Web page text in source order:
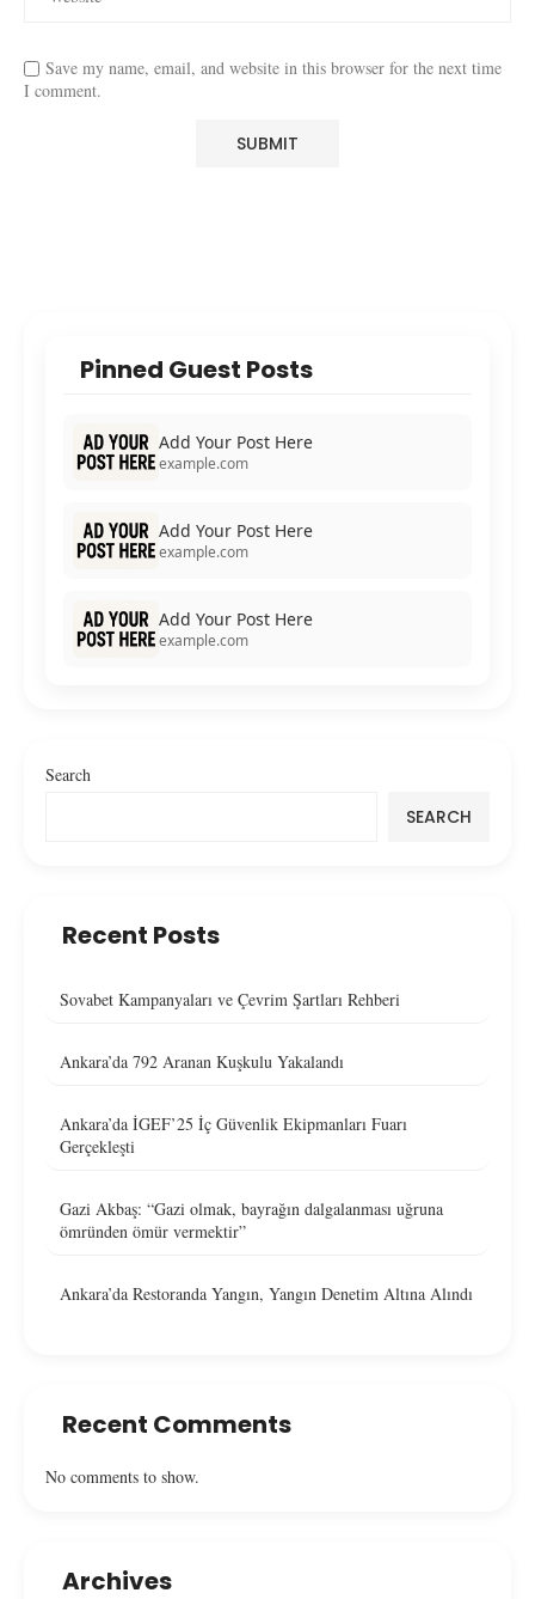
Save my name, email, and website in this browser for the next time
I comment.
Pinned Guest Posts
Add Your Post Here
example.com
Add Your Post Here
example.com
Add Your Post Here
example.com
Search
SEARCH
Recent Posts
Sovabet Kampanyaları ve Çevrim Şartları Rehberi
Ankara’da 792 Aranan Kuşkulu Yakalandı
Ankara’da İGEF’25 İç Güvenlik Ekipmanları Fuarı
Gerçekleşti
Gazi Akbaş: “Gazi olmak, bayrağın dalgalanması uğruna
ömründen ömür vermektir”
Ankara’da Restoranda Yangın, Yangın Denetim Altına Alındı
Recent Comments
No comments to show.
Archives